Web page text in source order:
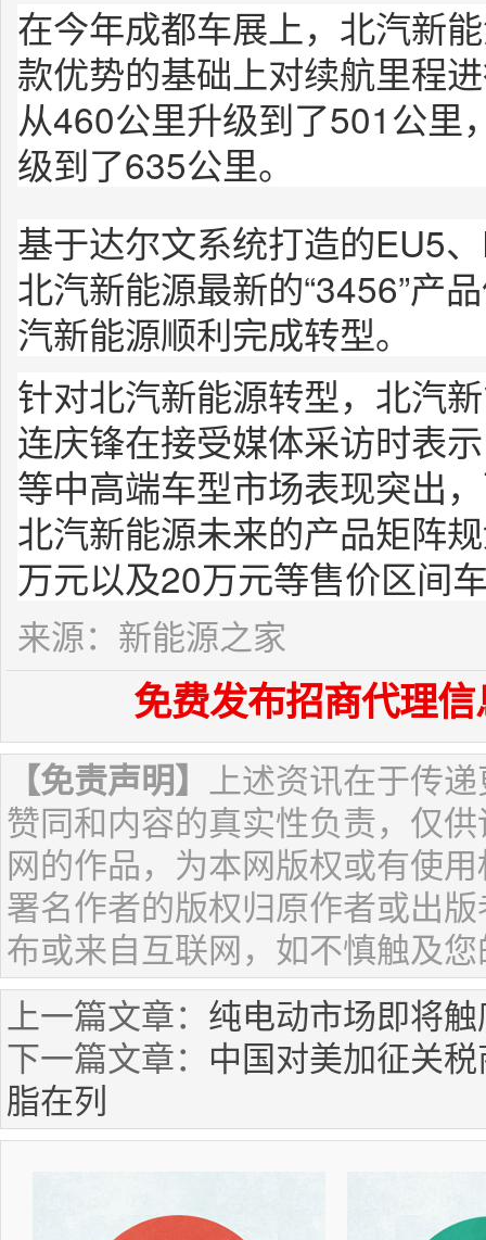
在今年成都车展上，北汽新
款优势的基础上对续航里程
从460公里升级到了501公里
级到了635公里。
基于达尔文系统打造的EU5
北汽新能源最新的“3456”产
汽新能源顺利完成转型。
针对北汽新能源转型，北汽
连庆锋在接受媒体采访时表
等中高端车型市场表现突出
北汽新能源未来的产品矩阵
万元以及20万元等售价区间
来源：新能源之家
免费发布招商代理信
【免责声明】 上述资讯在于传
赞同和内容的真实性负责，仅
网的作品，为本网版权或有使
署名作者的版权归原作者或出
布或来自互联网，如不慎触及
上一篇文章： 纯电动市场即将
下一篇文章： 中国对美加征关
脂在列